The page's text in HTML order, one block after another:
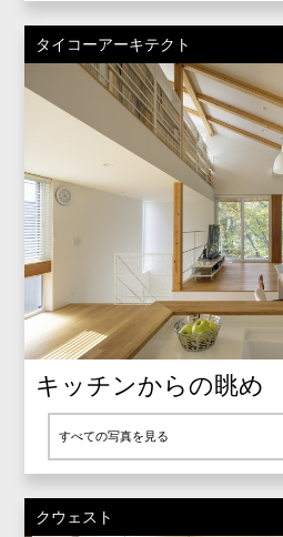
タイコーアーキテクト
キッチンからの眺め
すべての写真を見る
クウェスト